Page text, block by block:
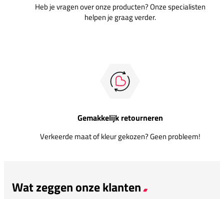
Heb je vragen over onze producten? Onze specialisten
helpen je graag verder.
Gemakkelijk retourneren
Verkeerde maat of kleur gekozen? Geen probleem!
Wat zeggen onze klanten